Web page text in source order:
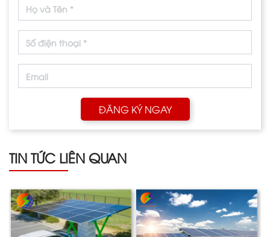
ĐĂNG KÝ NGAY
TIN TỨC LIÊN QUAN